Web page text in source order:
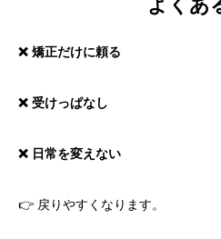
よくあ
❌ 矯正だけに頼る
❌ 受けっぱなし
❌ 日常を変えない
👉 戻りやすくなります。